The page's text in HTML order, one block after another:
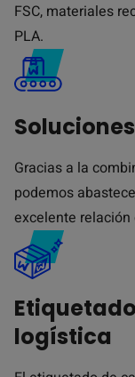
FSC, materiales
PLA.
Gracias a la
podemos
excelente relación
logística